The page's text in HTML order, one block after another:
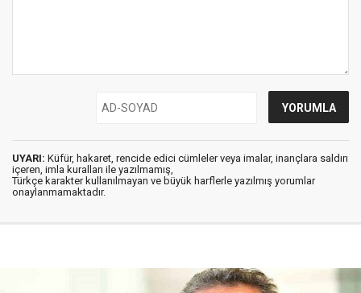
UYARI: Küfür, hakaret, rencide edici cümleler veya imalar, inançlara saldırı
içeren, imla kuralları ile yazılmamış,
Türkçe karakter kullanılmayan ve büyük harflerle yazılmış yorumlar
onaylanmamaktadır.